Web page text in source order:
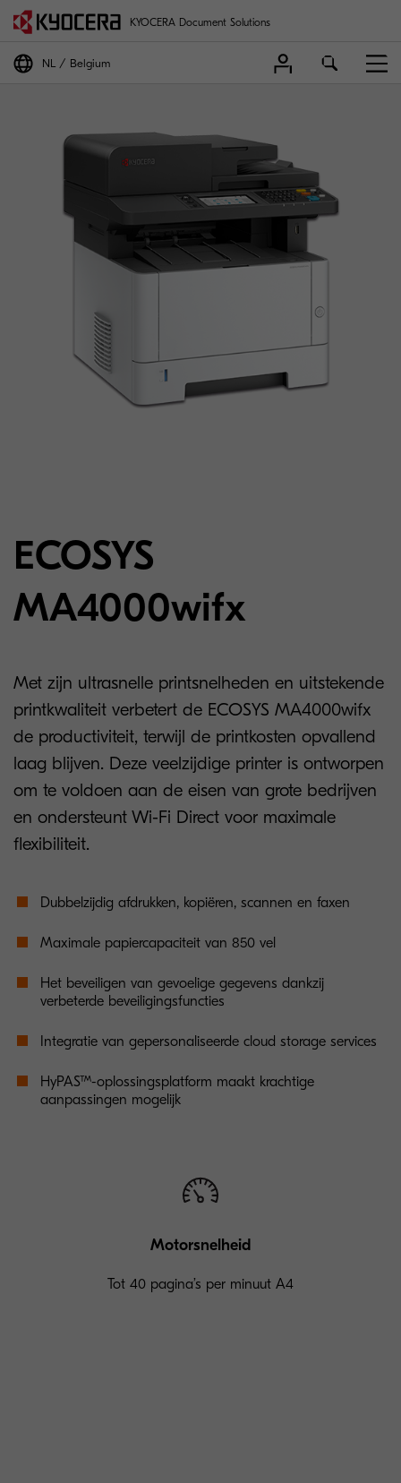
KYOCERA Document Solutions
NL Belgium
ECOSYS
MA4000wifx
Met zijn ultrasnelle printsnelheden en uitstekende
printkwaliteit verbetert de ECOSYS MA4000wifx
de productiviteit, terwijl de printkosten opvallend
laag blijven. Deze veelzijdige printer is ontworpen
om te voldoen aan de eisen van grote bedrijven
en ondersteunt Wi-Fi Direct voor maximale
flexibiliteit.
Dubbelzijdig afdrukken, kopiëren, scannen en faxen
Maximale papiercapaciteit van 850 vel
Het beveiligen van gevoelige gegevens dankzij
verbeterde beveiligingsfuncties
Integratie van gepersonaliseerde cloud storage services
HyPAS™-oplossingsplatform maakt krachtige
aanpassingen mogelijk
Motorsnelheid
Tot 40 pagina’s per minuut A4